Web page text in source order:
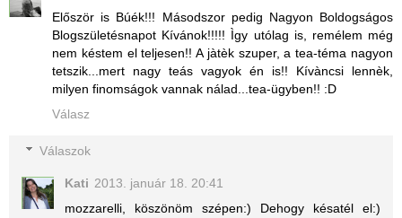
Először is Búék!!! Másodszor pedig Nagyon Boldogságos
Blogszületésnapot Kívánok!!!!! Ìgy utólag is, remélem még
nem késtem el teljesen!! A jàtèk szuper, a tea-téma nagyon
tetszik...mert nagy teás vagyok én is!! Kívàncsi lennèk,
milyen finomságok vannak nálad...tea-ügyben!! :D
Válasz
Válaszok
Kati 2013. január 18. 20:41
mozzarelli, köszönöm szépen:) Dehogy késatél el:)